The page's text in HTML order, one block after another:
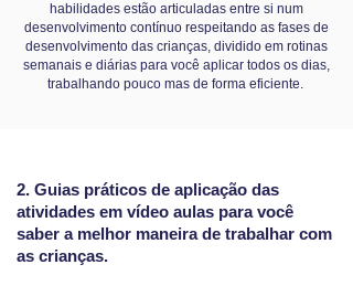
habilidades estão articuladas entre si num
desenvolvimento contínuo respeitando as fases de
desenvolvimento das crianças, dividido em rotinas
semanais e diárias para você aplicar todos os dias,
trabalhando pouco mas de forma eficiente.
2. Guias práticos de aplicação das
atividades em vídeo aulas para você
saber a melhor maneira de trabalhar com
as crianças.